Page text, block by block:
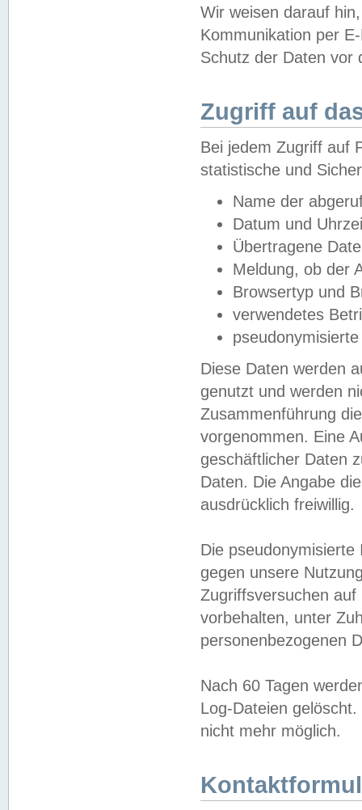
Wir weisen darauf
Kommunikation per
Schutz der Daten vor
Zugriff auf
Bei jedem Zugriff auf
statistische und
Name der
Datum und
Übertragene
Meldung, ob der
Browsertyp und
verwendetes
Diese Daten werden
genutzt und werden
Zusammenführung
vorgenommen. Eine
geschäftlicher Daten
Daten. Die Angabe
ausdrücklich freiwillig.
Die
gegen unsere
Zugriffsversuchen
vorbehalten, unter
personenbezogenen
Nach 60 Tagen
Log-Dateien
nicht mehr möglich.